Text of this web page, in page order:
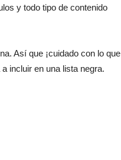
y todo tipo de contenido
Así que ¡cuidado con lo que
incluir en una lista negra.